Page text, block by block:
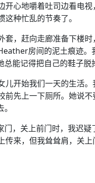
开心地嚼着吐司边看电
种忙乱的节奏了。
，赶向走廊准备下楼
房间的泥土痕迹
能记得把自己的鞋子脱
儿开始我们一天的生活
前先上一下厕所。她说
，关上前门时，我迟
来，但我耸耸肩，关上